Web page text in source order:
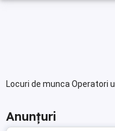
Locuri de munca Operatori
Anunțuri